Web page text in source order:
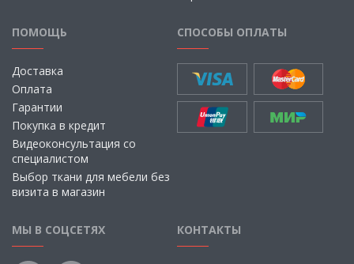
ПОМОЩЬ
Доставка
Оплата
Гарантии
Покупка в кредит
Видеоконсультация со
специалистом
Выбор ткани для мебели без
визита в магазин
СПОСОБЫ ОПЛАТЫ
МЫ В СОЦСЕТЯХ КОНТАКТЫ